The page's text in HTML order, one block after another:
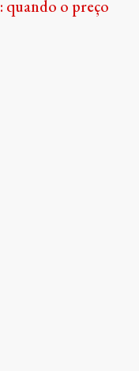
quando o preço